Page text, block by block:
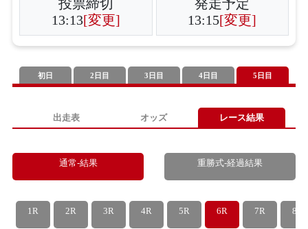
投票締切
13:13[変更]
発走予定
13:15[変更]
初日 2日目 3日目 4日目 5日目
出走表 オッズ レース結果
通常-結果 重勝式-経過結果
1R 2R 3R 4R 5R 6R 7R 8R